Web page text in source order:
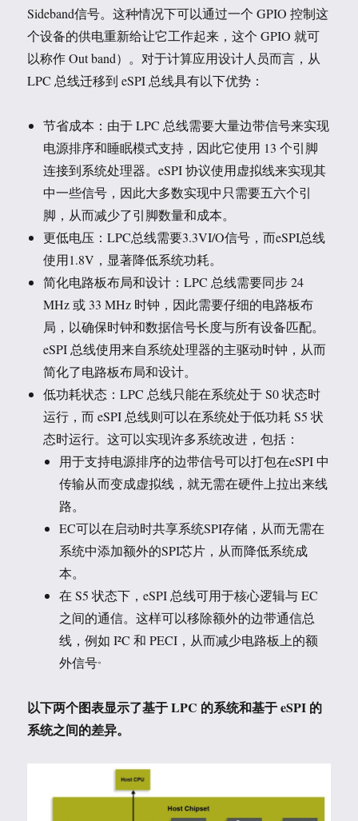
Sideband信号。这种情况下可以通过一个 GPIO 控制这
个设备的供电重新给让它工作起来，这个 GPIO 就可
以称作 Out band）。对于计算应用设计人员而言，从
LPC 总线迁移到 eSPI 总线具有以下优势：
节省成本：由于 LPC 总线需要大量边带信号来实现
电源排序和睡眠模式支持，因此它使用 13 个引脚
连接到系统处理器。eSPI 协议使用虚拟线来实现其
中一些信号，因此大多数实现中只需要五六个引
脚，从而减少了引脚数量和成本。
更低电压：LPC总线需要3.3VI/O信号，而eSPI总线
使用1.8V，显著降低系统功耗。
简化电路板布局和设计：LPC 总线需要同步 24
MHz 或 33 MHz 时钟，因此需要仔细的电路板布
局，以确保时钟和数据信号长度与所有设备匹配。
eSPI 总线使用来自系统处理器的主驱动时钟，从而
简化了电路板布局和设计。
低功耗状态：LPC 总线只能在系统处于 S0 状态时
运行，而 eSPI 总线则可以在系统处于低功耗 S5 状
态时运行。这可以实现许多系统改进，包括：
用于支持电源排序的边带信号可以打包在eSPI 中
传输从而变成虚拟线，就无需在硬件上拉出来线
路。
EC可以在启动时共享系统SPI存储，从而无需在
系统中添加额外的SPI芯片，从而降低系统成
本。
在 S5 状态下，eSPI 总线可用于核心逻辑与 EC
之间的通信。这样可以移除额外的边带通信总
线，例如 I²C 和 PECI，从而减少电路板上的额
外信号。
以下两个图表显示了基于 LPC 的系统和基于 eSPI 的
系统之间的差异。